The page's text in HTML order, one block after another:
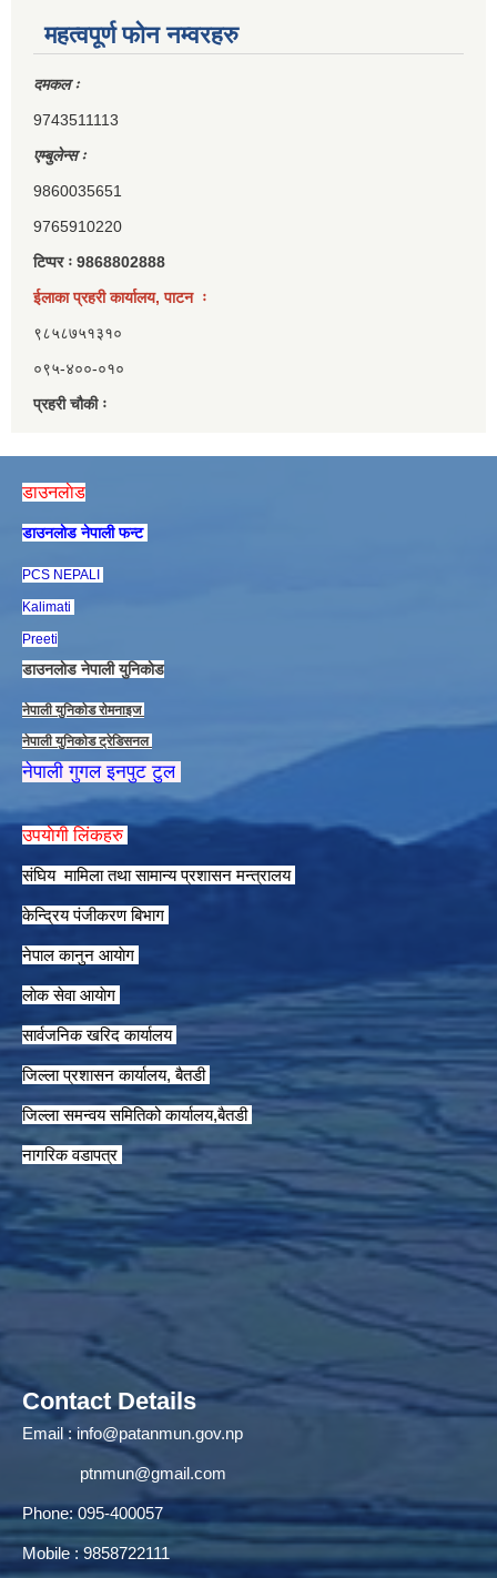
महत्वपूर्ण फोन नम्वरहरु
दमकल ः
9743511113
एम्बुलेन्स ः
9860035651
9765910220
टिप्पर ः 9868802888
ईलाका प्रहरी कार्यालय, पाटन ः
९८५८७५१३१०
०९५-४००-०१०
प्रहरी चौकी ः
डाउनलाेड
डाउनलाेड नेपाली फन्ट
PCS NEPALI
Kalimati
Preeti
डाउनलाेड नेपाली युनिकाेड
नेपाली युनिकाेड राेमनाइज
नेपाली युनिकाेड ट्रेडिसनल
नेपाली गुगल इनपुट टुल
उपयाेगी लिंकहरु
संघिय मामिला तथा सामान्य प्रशासन मन्त्रालय
केन्द्रिय पंजीकरण बिभाग
नेपाल कानुन आयाेग
लाेक सेवा आयाेग
सार्वजनिक खरिद कार्यालय
जिल्ला प्रशासन कार्यालय, बैतडी
जिल्ला समन्वय समितिको कार्यालय,बैतडी
नागरिक वडापत्र
Contact Details
Email :info@patanmun.gov.np
ptnmun@gmail.com
Phone: 095-400057
Mobile : 9858722111